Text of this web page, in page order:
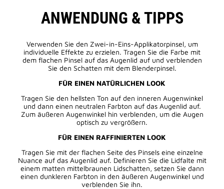
ANWENDUNG & TIPPS
Verwenden Sie den Zwei-in-Eins-Applikatorpinsel, um
individuelle Effekte zu erzielen. Tragen Sie die Farbe mit
dem flachen Pinsel auf das Augenlid auf und verblenden
Sie den Schatten mit dem Blenderpinsel.
FÜR EINEN NATÜRLICHEN LOOK
Tragen Sie den hellsten Ton auf den inneren Augenwinkel
und dann einen neutralen Farbton auf das Augenlid auf.
Zum äußeren Augenwinkel hin verblenden, um die Augen
optisch zu vergrößern.
FÜR EINEN RAFFINIERTEN LOOK
Tragen Sie mit der flachen Seite des Pinsels eine einzelne
Nuance auf das Augenlid auf. Definieren Sie die Lidfalte mit
einem matten mittelbraunen Lidschatten, setzen Sie dann
einen dunkleren Farbton in den äußeren Augenwinkel und
verblenden Sie ihn.